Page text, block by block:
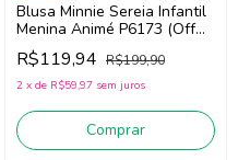
Blusa Minnie Sereia Infantil
Menina Animé P6173 (Off
White)
R$119,94 R$199,90
2 x de R$59,97 sem juros
Comprar